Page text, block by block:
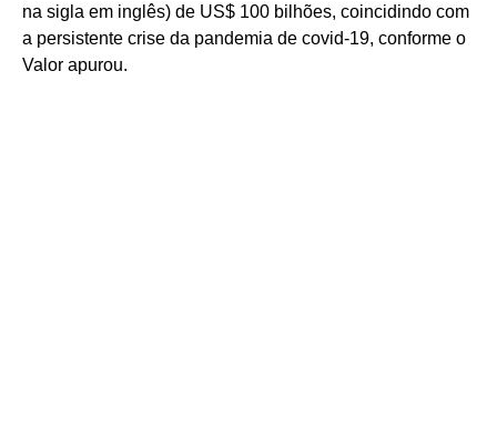
na sigla em inglês) de US$ 100 bilhões, coincidindo com
a persistente crise da pandemia de covid-19, conforme o
Valor apurou.